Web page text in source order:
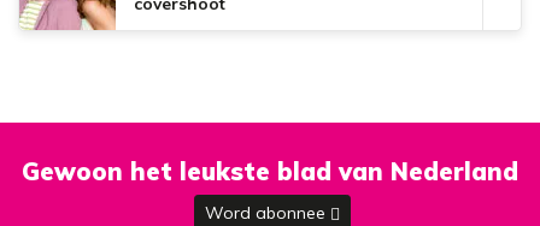
Gewoon het leukste blad van Nederland
Word abonnee